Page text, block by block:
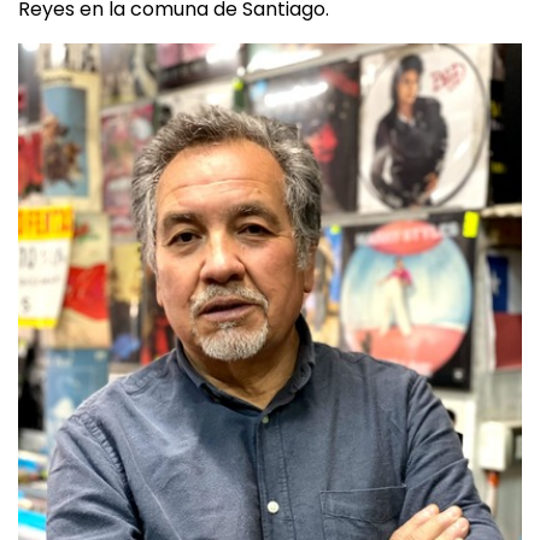
Reyes en la comuna de Santiago.